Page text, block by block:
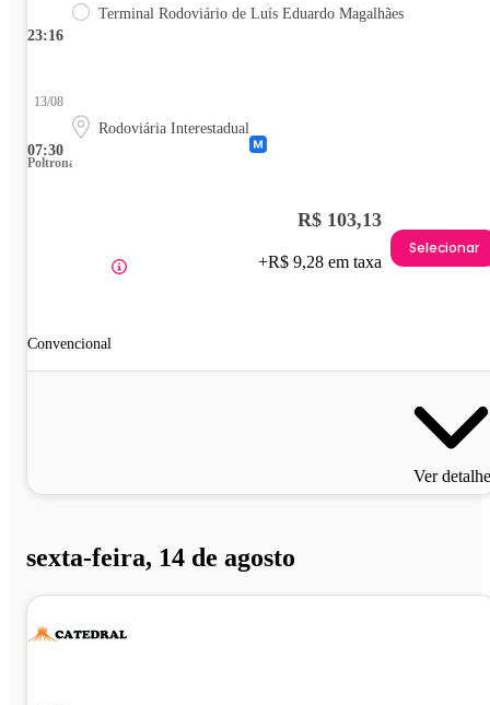
23:16
Terminal Rodoviário de Luís Eduardo Magalhães
07:30
13/08
Rodoviária Interestadual
Poltrona
Convencional
R$ 103,13
+R$ 9,28 em taxa
Selecionar
Ver
sexta-feira, 14 de agosto